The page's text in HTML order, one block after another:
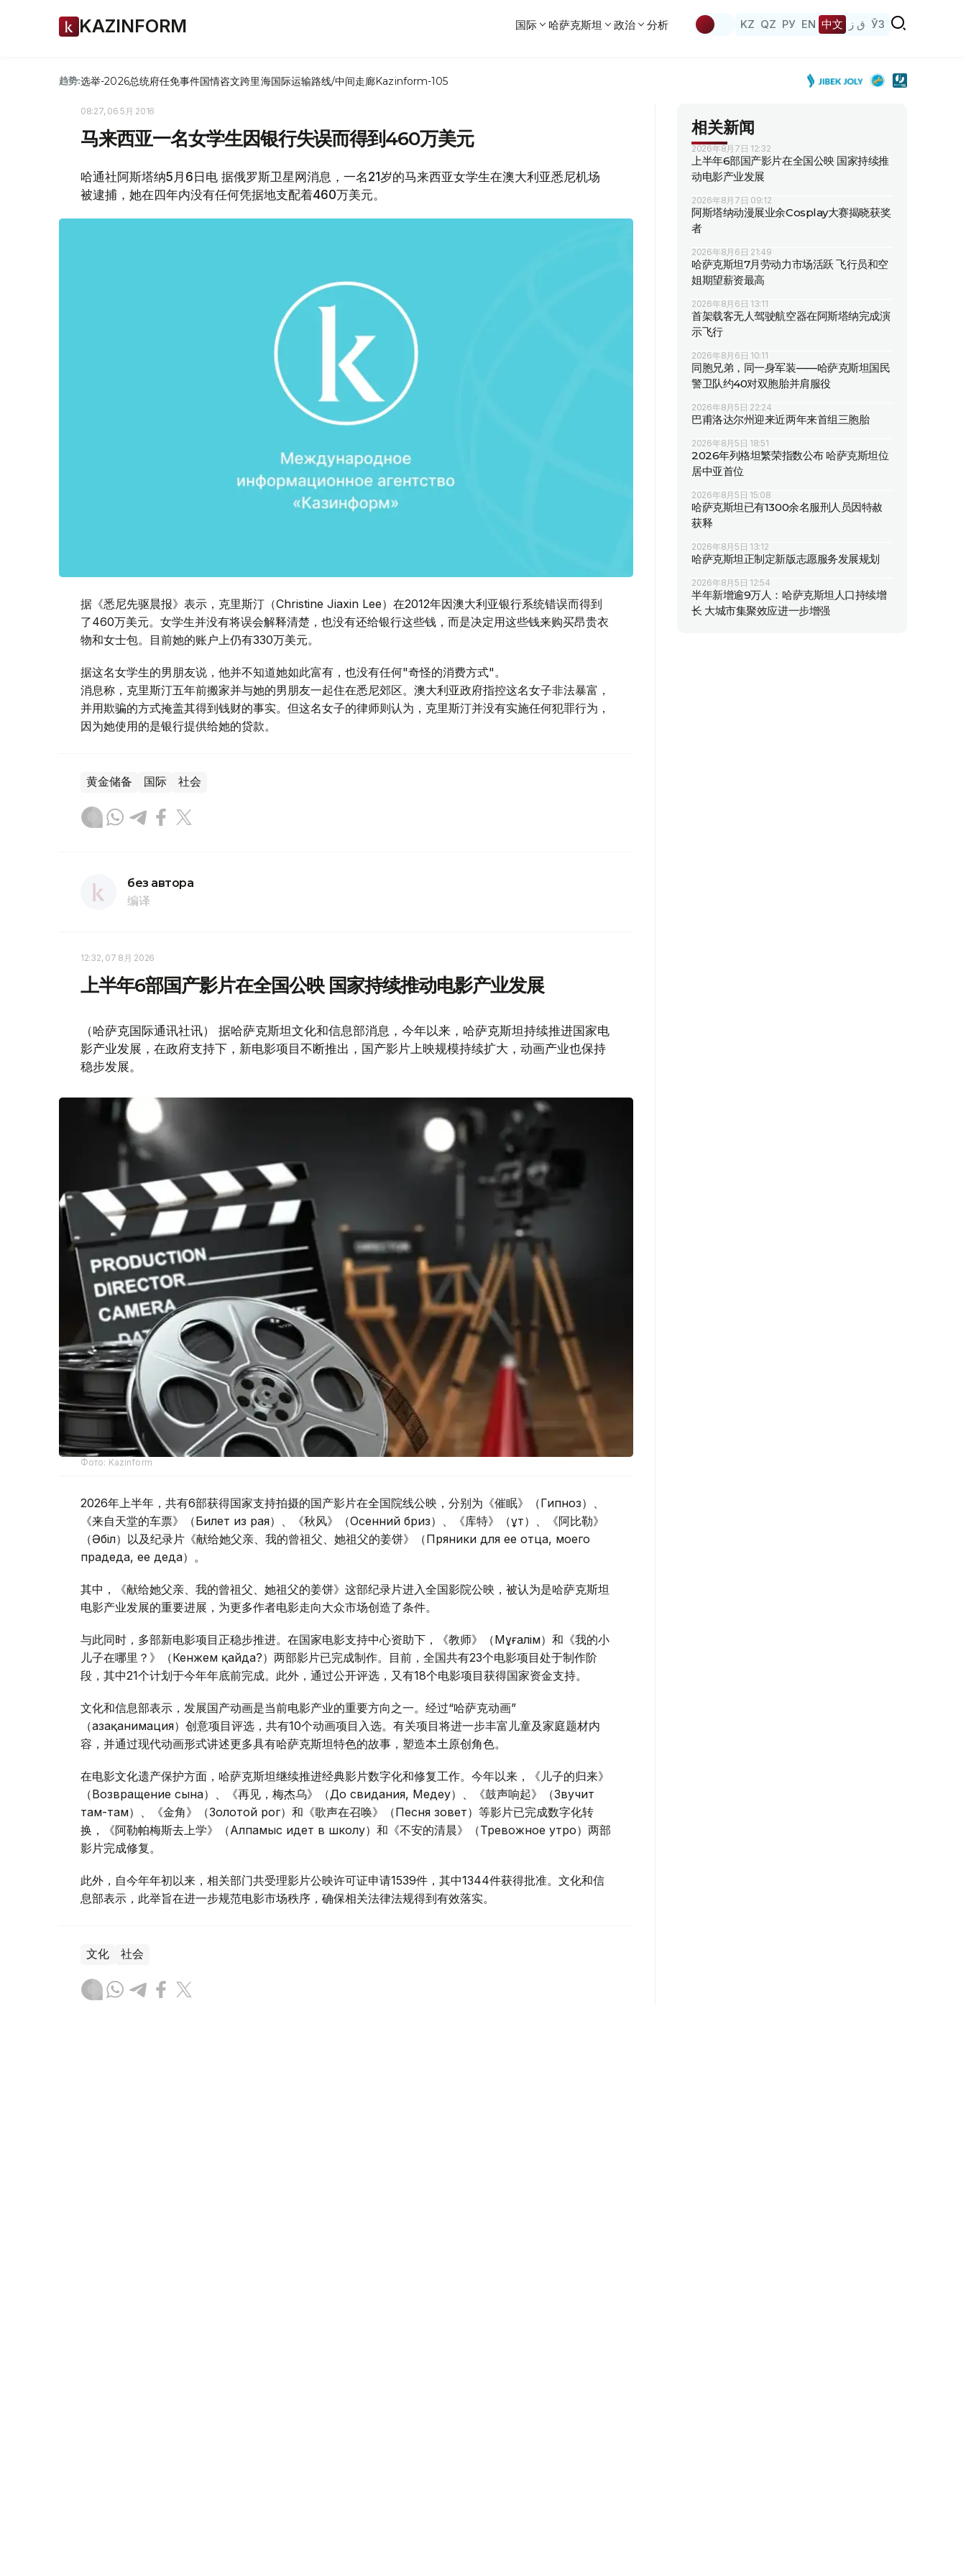
KAZINFORM 国际 哈萨克斯坦 政治 分析 KZ QZ РУ EN 中文 ق ز ЎЗ
趋势:选举-2026总统府任免事件国情咨文跨里海国际运输路线/中间走廊Kazinform-105
08:27, 06 5月 2016
马来西亚一名女学生因银行失误而得到460万美元
哈通社阿斯塔纳5月6日电 据俄罗斯卫星网消息，一名21岁的马来西亚女学生在澳大利亚悉尼机场
被逮捕，她在四年内没有任何凭据地支配着460万美元。
据《悉尼先驱晨报》表示，克里斯汀（Christine Jiaxin Lee）在2012年因澳大利亚银行系统错误而得到
了460万美元。女学生并没有将误会解释清楚，也没有还给银行这些钱，而是决定用这些钱来购买昂贵衣
物和女士包。目前她的账户上仍有330万美元。
据这名女学生的男朋友说，他并不知道她如此富有，也没有任何"奇怪的消费方式"。
消息称，克里斯汀五年前搬家并与她的男朋友一起住在悉尼郊区。澳大利亚政府指控这名女子非法暴富，
并用欺骗的方式掩盖其得到钱财的事实。但这名女子的律师则认为，克里斯汀并没有实施任何犯罪行为，
因为她使用的是银行提供给她的贷款。
黄金储备 国际 社会
без автора
编译
12:32, 07 8月 2026
上半年6部国产影片在全国公映 国家持续推动电影产业发展
（哈萨克国际通讯社讯） 据哈萨克斯坦文化和信息部消息，今年以来，哈萨克斯坦持续推进国家电
影产业发展，在政府支持下，新电影项目不断推出，国产影片上映规模持续扩大，动画产业也保持
稳步发展。
Фото: Kazinform
2026年上半年，共有6部获得国家支持拍摄的国产影片在全国院线公映，分别为《催眠》（Гипноз）、
《来自天堂的车票》（Билет из рая）、《秋风》（Осенний бриз）、《库特》（Құт）、《阿比勒》
（Әбіл）以及纪录片《献给她父亲、我的曾祖父、她祖父的姜饼》（Пряники для ее отца, моего
прадеда, ее деда）。
其中，《献给她父亲、我的曾祖父、她祖父的姜饼》这部纪录片进入全国影院公映，被认为是哈萨克斯坦
电影产业发展的重要进展，为更多作者电影走向大众市场创造了条件。
与此同时，多部新电影项目正稳步推进。在国家电影支持中心资助下，《教师》（Мұғалім）和《我的小
儿子在哪里？》（Кенжем қайда?）两部影片已完成制作。目前，全国共有23个电影项目处于制作阶
段，其中21个计划于今年年底前完成。此外，通过公开评选，又有18个电影项目获得国家资金支持。
文化和信息部表示，发展国产动画是当前电影产业的重要方向之一。经过“哈萨克动画”
（Қазақанимация）创意项目评选，共有10个动画项目入选。有关项目将进一步丰富儿童及家庭题材内
容，并通过现代动画形式讲述更多具有哈萨克斯坦特色的故事，塑造本土原创角色。
在电影文化遗产保护方面，哈萨克斯坦继续推进经典影片数字化和修复工作。今年以来，《儿子的归来》
（Возвращение сына）、《再见，梅杰乌》（До свидания, Медеу）、《鼓声响起》（Звучит
там-там）、《金角》（Золотой рог）和《歌声在召唤》（Песня зовет）等影片已完成数字化转
换，《阿勒帕梅斯去上学》（Алпамыс идет в школу）和《不安的清晨》（Тревожное утро）两部
影片完成修复。
此外，自今年年初以来，相关部门共受理影片公映许可证申请1539件，其中1344件获得批准。文化和信
息部表示，此举旨在进一步规范电影市场秩序，确保相关法律法规得到有效落实。
文化 社会
相关新闻
2026年8月7日 12:32
上半年6部国产影片在全国公映 国家持续推
动电影产业发展
2026年8月7日 09:12
阿斯塔纳动漫展业余Cosplay大赛揭晓获奖
者
2026年8月6日 21:49
哈萨克斯坦7月劳动力市场活跃 飞行员和空
姐期望薪资最高
2026年8月6日 13:11
首架载客无人驾驶航空器在阿斯塔纳完成演
示飞行
2026年8月6日 10:11
同胞兄弟，同一身军装——哈萨克斯坦国民
警卫队约40对双胞胎并肩服役
2026年8月5日 22:24
巴甫洛达尔州迎来近两年来首组三胞胎
2026年8月5日 18:51
2026年列格坦繁荣指数公布 哈萨克斯坦位
居中亚首位
2026年8月5日 15:08
哈萨克斯坦已有1300余名服刑人员因特赦
获释
2026年8月5日 13:12
哈萨克斯坦正制定新版志愿服务发展规划
2026年8月5日 12:54
半年新增逾9万人：哈萨克斯坦人口持续增
长 大城市集聚效应进一步增强